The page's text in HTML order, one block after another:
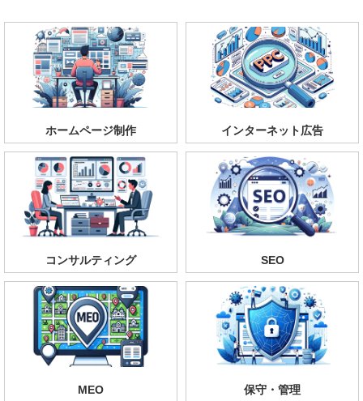
ホームページ制作 インターネット広告
コンサルティング SEO
MEO 保守・管理